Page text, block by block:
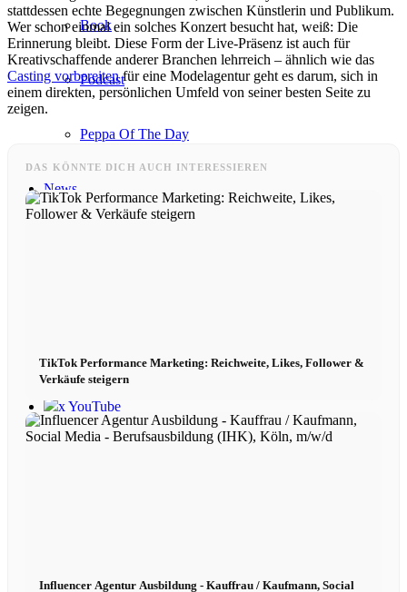
Book
Podcast
Peppa Of The Day
News
x YouTube
stattdessen echte Begegnungen zwischen Künstlerin und Publikum.
Wer schon einmal ein solches Konzert besucht hat, weiß: Die
Erinnerung bleibt. Diese Form der Live-Präsenz ist auch für
Kreativschaffende anderer Branchen lehrreich – ähnlich wie das
Casting vorbereitenfür eine Modelagentur geht es darum, sich in
einem direkten, persönlichen Umfeld von seiner besten Seite zu
zeigen.
DAS KÖNNTE DICH AUCH INTERESSIEREN
TikTok Performance Marketing: Reichweite, Likes, Follower &
Verkäufe steigern
Influencer Agentur Ausbildung - Kauffrau / Kaufmann, Social